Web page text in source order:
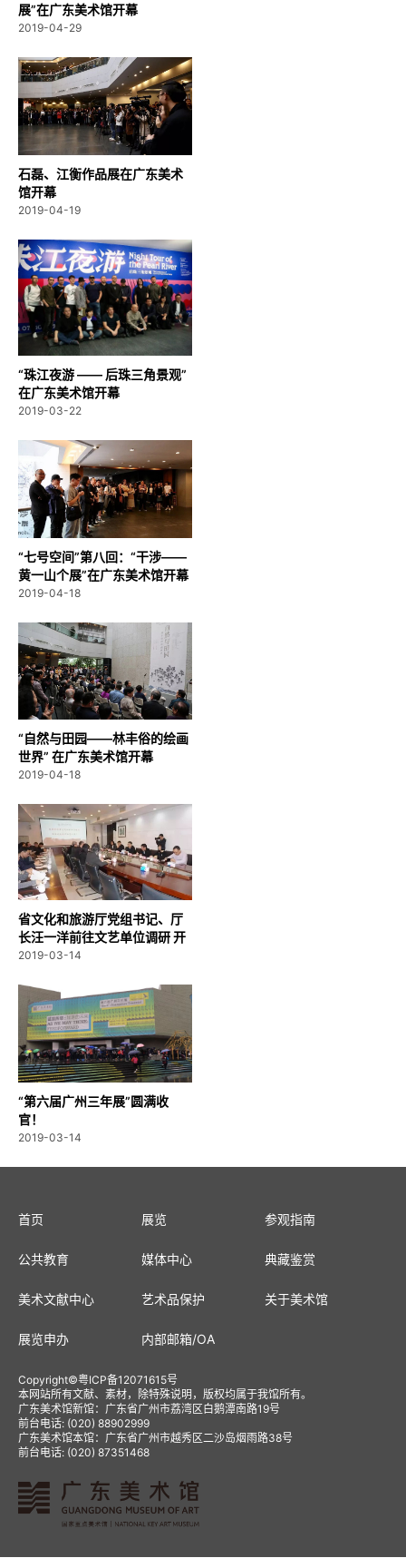
展”在广东美术馆开幕
2019-04-29
石磊、江衡作品展在广东美术
馆开幕
2019-04-19
“珠江夜游 —— 后珠三角景观”
在广东美术馆开幕
2019-03-22
“七号空间”第八回：“干涉——
黄一山个展”在广东美术馆开幕
2019-04-18
“自然与田园——林丰俗的绘画
世界” 在广东美术馆开幕
2019-04-18
省文化和旅游厅党组书记、厅
长汪一洋前往文艺单位调研 开
创广...
2019-03-14
“第六届广州三年展”圆满收
官！
2019-03-14
首页 展览 参观指南
公共教育 媒体中心 典藏鉴赏
美术文献中心 艺术品保护 关于美术馆
展览申办 内部邮箱/OA
Copyright©粤ICP备12071615号
本网站所有文献、素材，除特殊说明，版权均属于我馆所有。
广东美术馆新馆：广东省广州市荔湾区白鹅潭南路19号
前台电话: (020) 88902999
广东美术馆本馆：广东省广州市越秀区二沙岛烟雨路38号
前台电话: (020) 87351468